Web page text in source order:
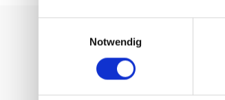
Notwendig